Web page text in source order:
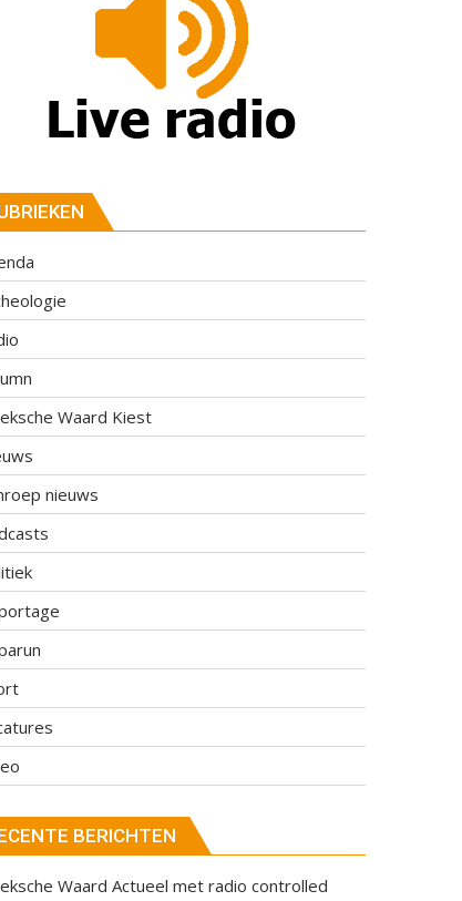
Waard Kiest
nieuws
BERICHTEN
Waard Actueel met radio controlled